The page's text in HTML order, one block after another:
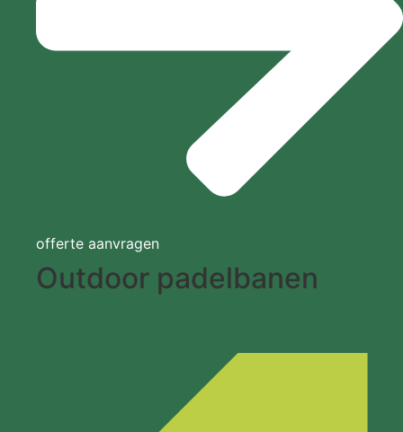
offerte aanvragen
Outdoor padelbanen